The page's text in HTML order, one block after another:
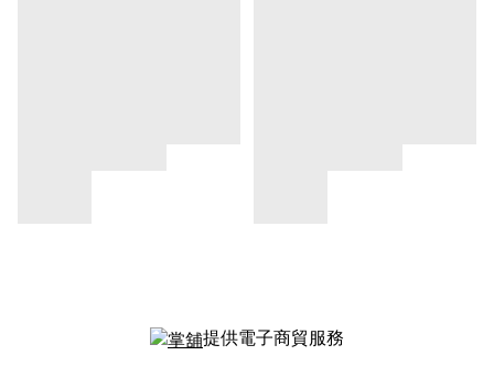
提供電子商貿服務